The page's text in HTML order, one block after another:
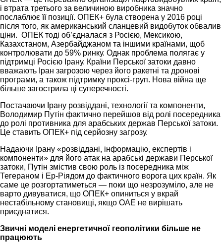
і втрата третього за величиною виробника значно
послаблює її позиції. ОПЕК+ була створена у 2016 році
після того, як американський сланцевий видобуток обвалив
ціни. ОПЕК тоді об’єдналася з Росією, Мексикою,
Казахстаном, Азербайджаном та іншими країнами, щоб
контролювати до 59% ринку. Однак проблема полягає у
підтримці Росією Ірану. Країни Перської затоки давно
вважають Іран загрозою через його ракетні та дронові
програми, а також підтримку проксі-груп. Нова війна ще
більше загострила ці суперечності.
Постачаючи Ірану розвіддані, технології та компоненти,
Володимир Путін фактично перейшов від ролі посередника
до ролі противника для арабських держав Перської затоки.
Це ставить ОПЕК+ під серйозну загрозу.
Надаючи Ірану «розвіддані, інформацію, експертів і
компоненти» для його атак на арабські держави Перської
затоки, Путін змістив свою роль із посередника між
Тегераном і Ер-Ріядом до фактичного ворога цих країн. Як
саме це розгортатиметься — поки що незрозуміло, але не
варто дивуватися, що ОПЕК+ опиниться у вкрай
нестабільному становищі, якщо ОАЕ не вирішать
приєднатися.
Звичні моделі енергетичної геополітики більше не
працюють